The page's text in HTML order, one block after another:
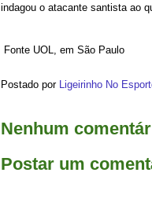
indagou o atacante santista ao
Fonte UOL, em São Paulo
Postado por Ligeirinho No
Nenhum
Postar um